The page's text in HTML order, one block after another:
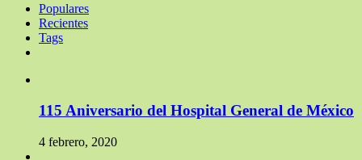
Populares
Recientes
Tags
115 Aniversario del Hospital General de México
4 febrero, 2020